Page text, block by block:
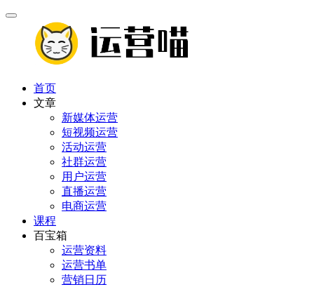
首页
文章
新媒体运营
短视频运营
活动运营
社群运营
用户运营
直播运营
电商运营
课程
百宝箱
运营资料
运营书单
营销日历